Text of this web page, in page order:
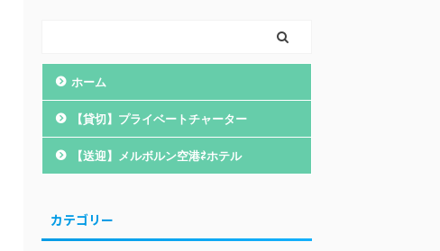
ホーム
【貸切】プライベートチャーター
【送迎】メルボルン空港⇄ホテル
カテゴリー